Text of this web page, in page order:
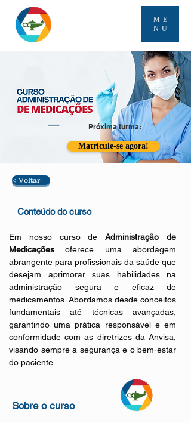
ME
NU
Próxima turma:
Matricule-se agora!
< Voltar
Conteúdodo curso
Em nosso curso de Administração de
Medicações oferece uma abordagem
abrangente para profissionais da saúde que
desejam aprimorar suas habilidades na
administração segura e eficaz de
medicamentos. Abordamos desde conceitos
fundamentais até técnicas avançadas,
garantindo uma prática responsável e em
conformidade com as diretrizes da Anvisa,
visando sempre a segurança e o bem-estar
do paciente.
Sobre o curso